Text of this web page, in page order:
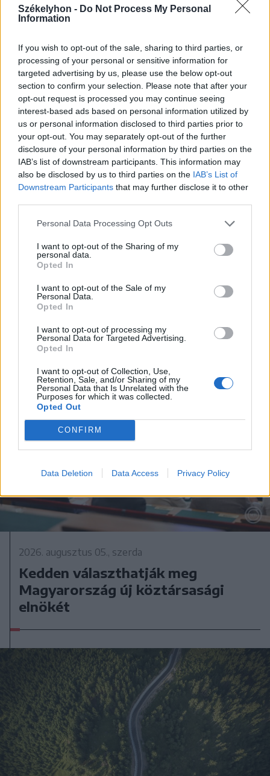
Székelyhon - Do Not Process My Personal
Information
If you wish to opt-out of the sale, sharing to third parties, or
processing of your personal or sensitive information for
targeted advertising by us, please use the below opt-out
section to confirm your selection. Please note that after your
opt-out request is processed you may continue seeing
interest-based ads based on personal information utilized by
us or personal information disclosed to third parties prior to
your opt-out. You may separately opt-out of the further
disclosure of your personal information by third parties on the
IAB’s list of downstream participants. This information may
also be disclosed by us to third parties on the IAB’s List of
Downstream Participants that may further disclose it to other
Personal Data Processing Opt Outs
I want to opt-out of the Sharing of my
personal data.
Opted In
I want to opt-out of the Sale of my
Personal Data.
Opted In
I want to opt-out of processing my
Personal Data for Targeted Advertising.
Opted In
I want to opt-out of Collection, Use,
Retention, Sale, and/or Sharing of my
Personal Data that Is Unrelated with the
Purposes for which it was collected.
Opted Out
CONFIRM
Data Deletion Data Access Privacy Policy
2026. augusztus 05., szerda
Agresszió, tartozások és javítások
a székelyudvarhelyi szociális
2026. augusztus 05., szerda
Kedden választhatják meg
Magyarország új köztársasági
elnökét